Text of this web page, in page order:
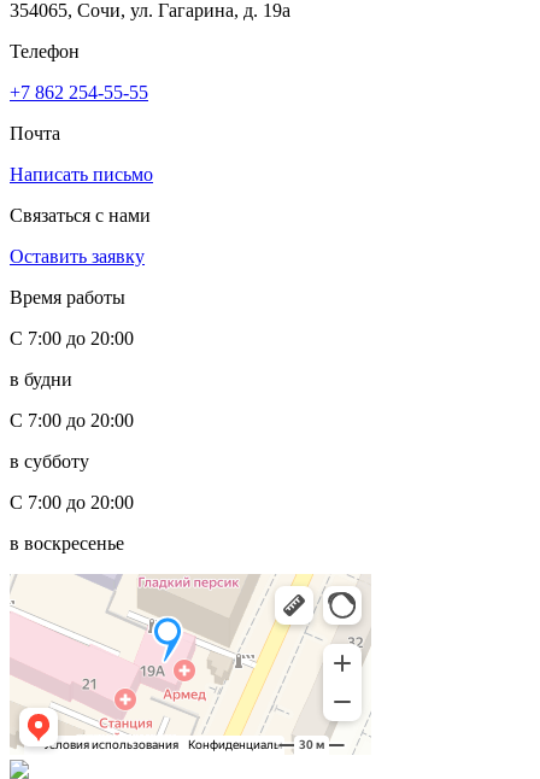
354065, Сочи, ул. Гагарина, д. 19а
Телефон
+7 862 254-55-55
Почта
Написать письмо
Связаться с нами
Оставить заявку
Время работы
С 7:00 до 20:00
в будни
С 7:00 до 20:00
в субботу
С 7:00 до 20:00
в воскресенье